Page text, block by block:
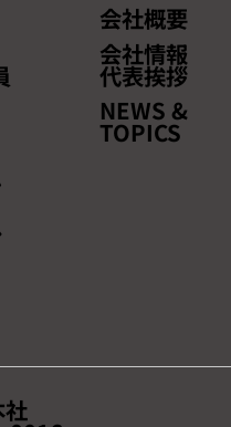
会社概要
会社情報
代表挨拶
NEWS &
TOPICS